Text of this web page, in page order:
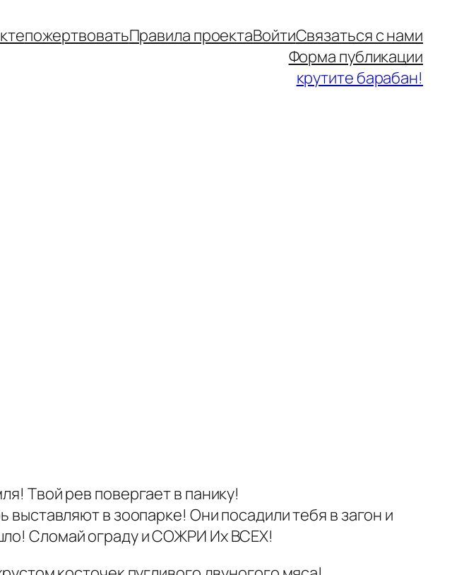
пожертвоватьПравила проектаВойтиСвязаться с нами
Форма публикации
крутите барабан!
Твой рев повергает в панику!
выставляют в зоопарке! Они посадили тебя в загон и
Сломай ограду и СОЖРИ Их ВСЕХ!